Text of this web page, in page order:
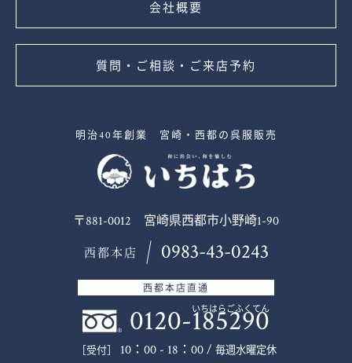
会社概要
質問・ご相談・ご来店予約
明治40年創業 宮崎・西都の呉服販売
〒881-0012 宮崎県西都市小野崎1-90
西都本店 0983-43-0243
西都本店直通
0120-185290
いちはらごふくてん
［受付］ 10：00 - 18：00 / 毎週水曜定休